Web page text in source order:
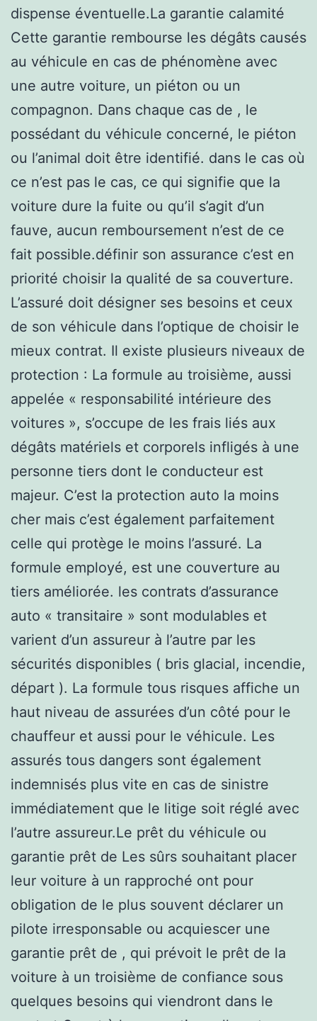
dispense éventuelle.La garantie calamité
Cette garantie rembourse les dégâts causés
au véhicule en cas de phénomène avec
une autre voiture, un piéton ou un
compagnon. Dans chaque cas de , le
possédant du véhicule concerné, le piéton
ou l’animal doit être identifié. dans le cas où
ce n’est pas le cas, ce qui signifie que la
voiture dure la fuite ou qu’il s’agit d’un
fauve, aucun remboursement n’est de ce
fait possible.définir son assurance c’est en
priorité choisir la qualité de sa couverture.
L’assuré doit désigner ses besoins et ceux
de son véhicule dans l’optique de choisir le
mieux contrat. Il existe plusieurs niveaux de
protection : La formule au troisième, aussi
appelée « responsabilité intérieure des
voitures », s’occupe de les frais liés aux
dégâts matériels et corporels infligés à une
personne tiers dont le conducteur est
majeur. C’est la protection auto la moins
cher mais c’est également parfaitement
celle qui protège le moins l’assuré. La
formule employé, est une couverture au
tiers améliorée. les contrats d’assurance
auto « transitaire » sont modulables et
varient d’un assureur à l’autre par les
sécurités disponibles ( bris glacial, incendie,
départ ). La formule tous risques affiche un
haut niveau de assurées d’un côté pour le
chauffeur et aussi pour le véhicule. Les
assurés tous dangers sont également
indemnisés plus vite en cas de sinistre
immédiatement que le litige soit réglé avec
l’autre assureur.Le prêt du véhicule ou
garantie prêt de Les sûrs souhaitant placer
leur voiture à un rapproché ont pour
obligation de le plus souvent déclarer un
pilote irresponsable ou acquiescer une
garantie prêt de , qui prévoit le prêt de la
voiture à un troisième de confiance sous
quelques besoins qui viendront dans le